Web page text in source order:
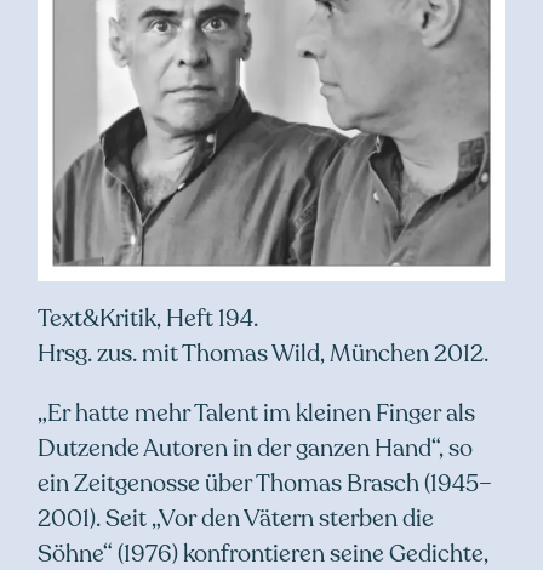
Text&Kritik, Heft 194.
Hrsg. zus. mit Thomas Wild, München 2012.
„Er hatte mehr Talent im kleinen Finger als
Dutzende Autoren in der ganzen Hand“, so
ein Zeitgenosse über Thomas Brasch (1945–
2001). Seit „Vor den Vätern sterben die
Söhne“ (1976) konfrontieren seine Gedichte,